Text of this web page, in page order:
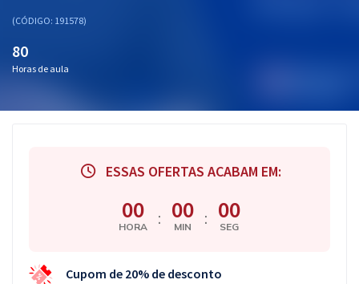
Atendimento
(CÓDIGO: 191578)
80
Horas de aula
ESSAS OFERTAS ACABAM EM:
00
HORA : 00
MIN : 00
SEG
Cupom de 20% de desconto